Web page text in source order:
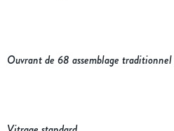
Ouvrant de 68 assemblage